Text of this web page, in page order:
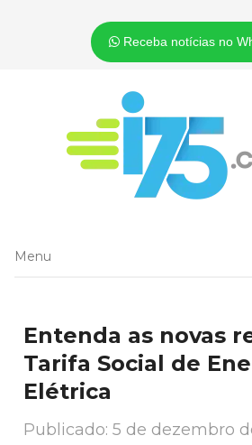
Receba notícias no
Menu
Menu
Entenda as novas
Tarifa Social de
Elétrica
Publicado:5 de dezembro